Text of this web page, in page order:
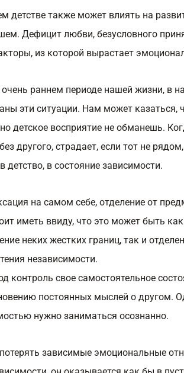
детстве также может влиять на
Дефицит любви, безусловного
из которой вырастает
раннем периоде нашей жизни, в
эти ситуации. Нам может казаться,
детское восприятие не обманешь.
другого, страдает, если тот не
детство, в состояние зависимости.
на самом себе, отделение от
иметь ввиду, что это может быть
неких жестких границ, так и
независимости.
контроль свое самостоятельное
постоянных мыслей о другом.
нужно заниматься осознанно.
зависимые эмоциональные